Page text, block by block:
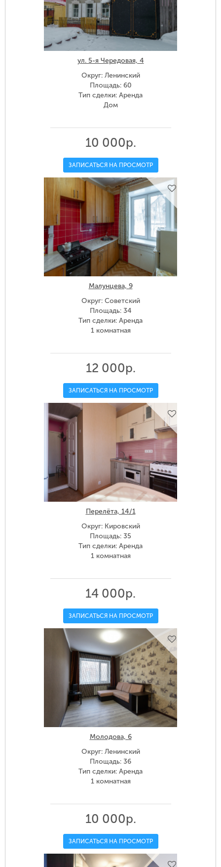
ул. 5-я Чередовая, 4
Округ: Ленинский
Площадь: 60
Тип сделки: Аренда
Дом
10 000р.
ЗАПИСАТЬСЯ НА ПРОСМОТР
Малунцева, 9
Округ: Советский
Площадь: 34
Тип сделки: Аренда
1 комнатная
12 000р.
ЗАПИСАТЬСЯ НА ПРОСМОТР
Перелёта, 14/1
Округ: Кировский
Площадь: 35
Тип сделки: Аренда
1 комнатная
14 000р.
ЗАПИСАТЬСЯ НА ПРОСМОТР
Молодова, 6
Округ: Ленинский
Площадь: 36
Тип сделки: Аренда
1 комнатная
10 000р.
ЗАПИСАТЬСЯ НА ПРОСМОТР